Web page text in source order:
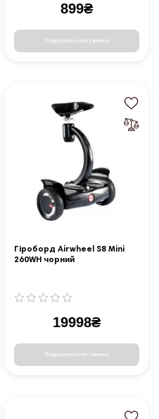
899₴
Повідомити коли з'явиться
Гіроборд Airwheel S8 Mini
260WH чорний
19998₴
Повідомити коли з'явиться